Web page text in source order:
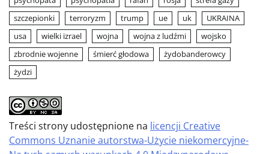
szczepionki
terroryzm trump ue uk
UKRAINA
usa
wielki izrael wojna wojna z ludźmi
wojsko
zbrodnie wojenne
śmierć głodowa
żydobanderowcy
żydzi
Treści strony udostępnione na licencji Creative
Commons Uznanie autorstwa-Użycie niekomercyjne-